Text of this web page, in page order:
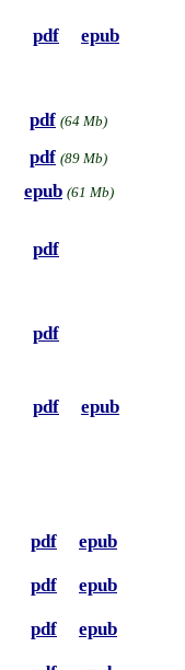
pdf
epub
pdf (64 Mb)
pdf (89 Mb)
epub (61 Mb)
pdf
pdf
pdf
epub
pdf epub
pdf epub
pdf epub